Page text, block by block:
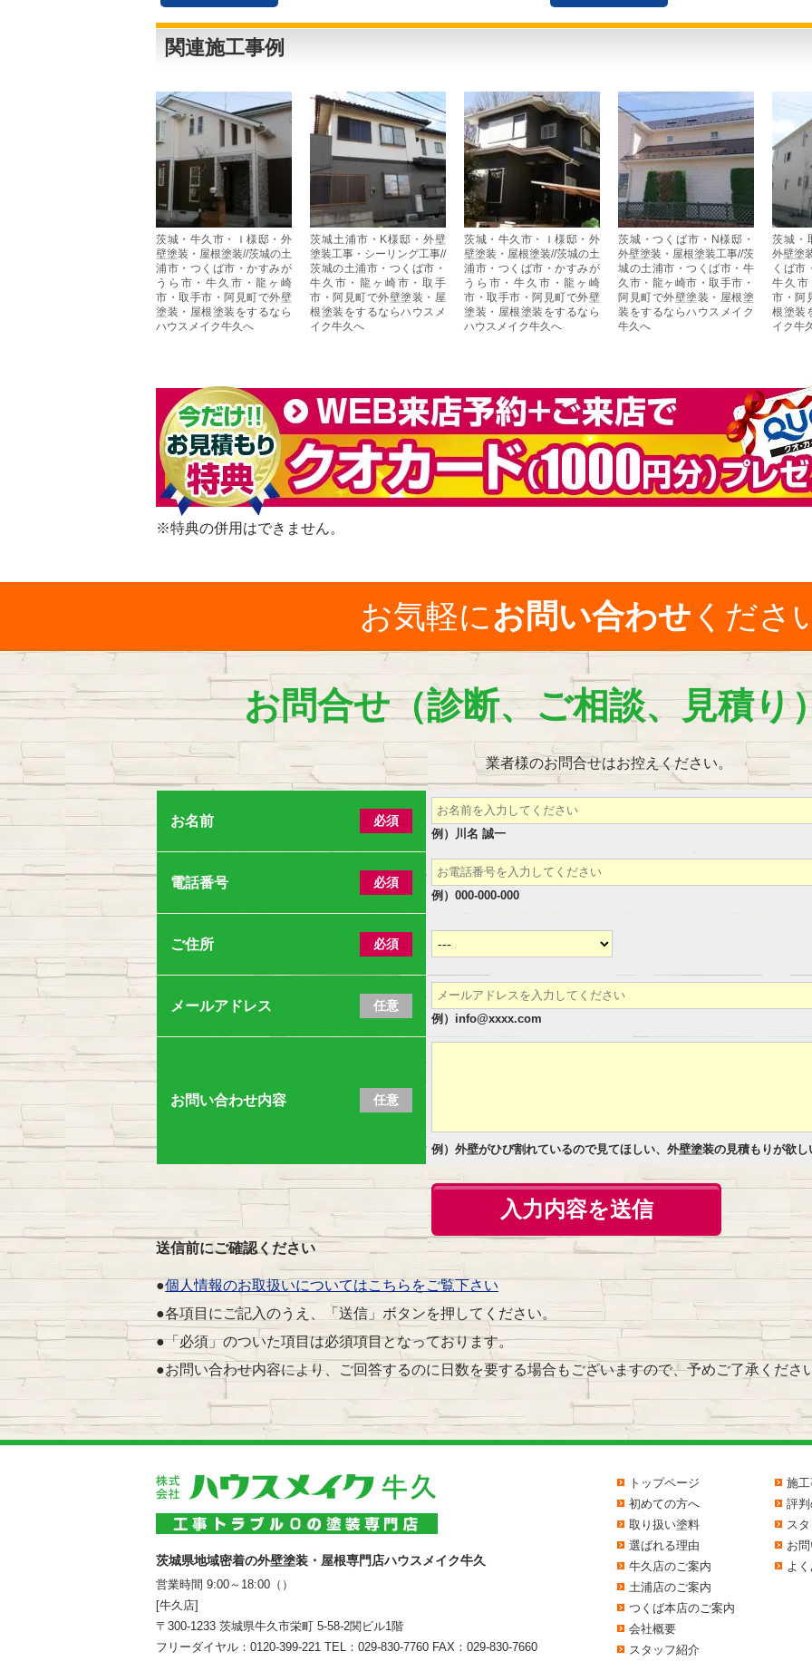
関連施工事例
茨城・牛久市・Ｉ様邸・外
壁塗装・屋根塗装//茨城の土
浦市・つくば市・かすみが
うら市・牛久市・龍ヶ崎
市・取手市・阿見町で外壁
塗装・屋根塗装をするなら
ハウスメイク牛久へ
茨城土浦市・K様邸・外壁
塗装工事・シーリング工事//
茨城の土浦市・つくば市・
牛久市・龍ヶ崎市・取手
市・阿見町で外壁塗装・屋
根塗装をするならハウスメ
イク牛久へ
茨城・牛久市・Ｉ様邸・外
壁塗装・屋根塗装//茨城の土
浦市・つくば市・かすみが
うら市・牛久市・龍ヶ崎
市・取手市・阿見町で外壁
塗装・屋根塗装をするなら
ハウスメイク牛久へ
茨城・つくば市・N様邸・
外壁塗装・屋根塗装工事//茨
城の土浦市・つくば市・牛
久市・龍ヶ崎市・取手市・
阿見町で外壁塗装・屋根塗
装をするならハウスメイク
牛久へ
茨城・
外壁塗
くば市
牛久市
市・阿
根塗装
イク牛
※特典の併用はできません。
お気軽にお問い合わせ くださ
お問合せ（診断、ご相談、見積り
業者様のお問合せはお控えください。
お名前 必須
例）川名 誠一
電話番号 必須
例）000-000-000
ご住所 必須
メールアドレス 任意
例）info@xxxx.com
お問い合わせ内容 任意
例）外壁がひび割れているので見てほしい、外壁塗装の見積もりが欲し
送信前にご確認ください
●個人情報のお取扱いについてはこちらをご覧下さい
●各項目にご記入のうえ、「送信」ボタンを押してください。
●「必須」のついた項目は必須項目となっております。
●お問い合わせ内容により、ご回答するのに日数を要する場合もございますので、予めご了承くださ
茨城県地域密着の外壁塗装・屋根専門店ハウスメイク牛久
営業時間 9:00～18:00（）
[牛久店]
〒300-1233 茨城県牛久市栄町 5-58-2関ビル1階
フリーダイヤル： 0120-399-221 TEL： 029-830-7760 FAX：029-830-7660
トップページ
初めての方へ
取り扱い塗料
選ばれる理由
牛久店のご案内
土浦店のご案内
つくば本店のご案内
会社概要
スタッフ紹介
施
評
ス
お
よ